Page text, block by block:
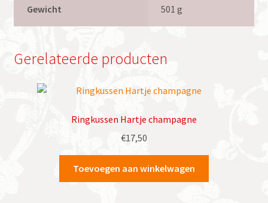
Gewicht 501 g
Gerelateerde producten
Ringkussen Hartje champagne
€17,50
Toevoegen aan winkelwagen